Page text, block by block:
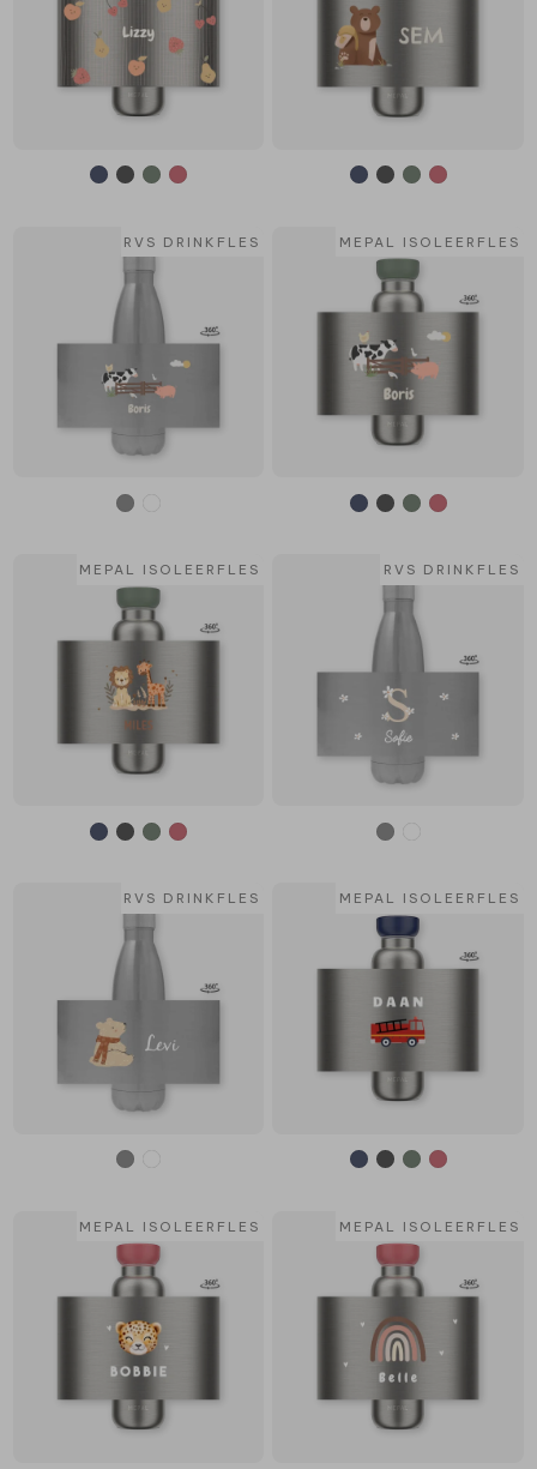
RVS DRINKFLES MEPAL ISOLEERFLES
MEPAL ISOLEERFLES RVS DRINKFLES
RVS DRINKFLES MEPAL ISOLEERFLES
MEPAL ISOLEERFLES MEPAL ISOLEERFLES